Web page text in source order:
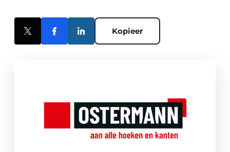
Kopieer